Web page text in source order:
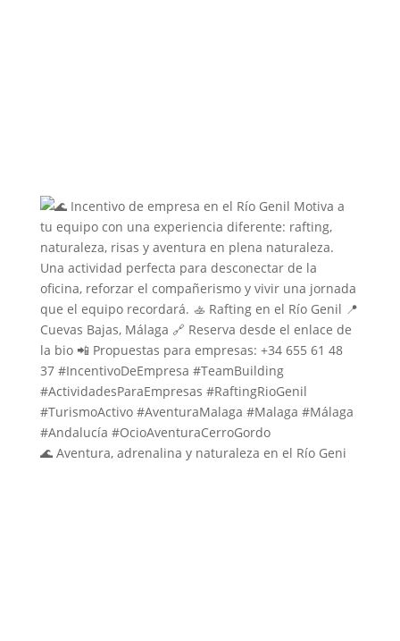
🌊 Aventura, adrenalina y naturaleza en el Río Geni